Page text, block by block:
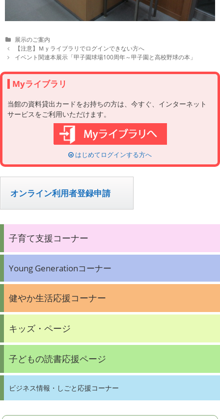
C
a
t
g
o
r
e
s
展示のご案内
P
o
t
n
a
g
【注意】Ｍｙライブラリでログインできない方へ
イベント関連本展示「甲子園球場100周年～甲子園と高校野球の本」
Myライブラリ
当館の資料貸出カードをお持ちの方は、今すぐ、インターネット
サービスをご利用いただけます。
はじめてログインする方へ
オンライン利用者登録申請
子育て支援コーナー
Young Generationコーナー
健やか生活応援コーナー
キッズ・ページ
子どもの読書応援ページ
ビジネス情報・しごと応援コーナー